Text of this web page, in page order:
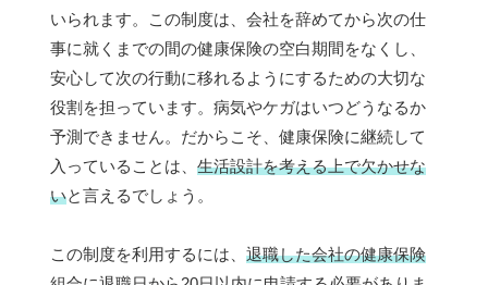
いられます。この制度は、会社を辞めてから次の仕
事に就くまでの間の健康保険の空白期間をなくし、
安心して次の行動に移れるようにするための大切な
役割を担っています。病気やケガはいつどうなるか
予測できません。だからこそ、健康保険に継続して
入っていることは、 生活設計を考える上で欠かせな
いと言えるでしょう。
この制度を利用するには、 退職した会社の健康保険